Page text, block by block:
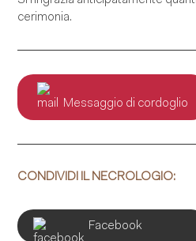
cerimonia.
Messaggio di cordoglio
CONDIVIDI IL NECROLOGIO:
Facebook